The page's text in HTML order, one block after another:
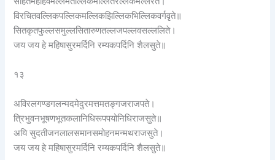
विरचितवल्लिकपल्लिकमल्लिकझिल्लिकभिल्लिकवर्गवृते॥
सितकृतफुल्लसमुल्लसितारुणतल्लजपल्लवसल्ललिते।
जय जय हे महिषासुरमर्दिनि रम्यकपर्दिनि शैलसुते॥
१३
अविरलगण्डगलन्मदमेदुरमत्तमतङ्गजराजपते।
त्रिभुवनभूषणभूतकलानिधिरूपपयोनिधिराजसुते॥
अयि सुदतीजनलालसमानसमोहनमन्मथराजसुते।
जय जय हे महिषासुरमर्दिनि रम्यकपर्दिनि शैलसुते॥